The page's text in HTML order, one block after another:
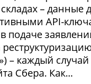
–
API-
– каждый
Сбера. Как...